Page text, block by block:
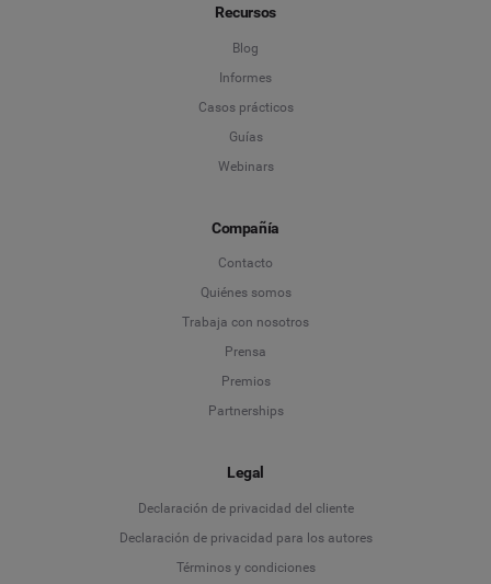
Recursos
Blog
Informes
Casos prácticos
Guías
Webinars
Compañía
Contacto
Quiénes somos
Trabaja con nosotros
Prensa
Premios
Partnerships
Legal
Declaración de privacidad del cliente
Declaración de privacidad para los autores
Términos y condiciones